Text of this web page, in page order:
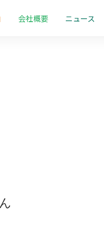
会社概要 ニュース